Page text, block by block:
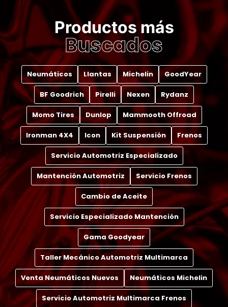
Productos más
Buscados
Neumáticos Llantas Michelin GoodYear
BF Goodrich Pirelli Nexen Rydanz
Momo Tires Dunlop Mammooth Offroad
Ironman 4X4 Icon Kit Suspensión Frenos
Servicio Automotriz Especializado
Mantención Automotriz Servicio Frenos
Cambio de Aceite
Servicio Especializado Mantención
Gama Goodyear
Taller Mecánico Automotriz Multimarca
Venta Neumáticos Nuevos Neumáticos Michelin
Servicio Automotriz Multimarca Frenos